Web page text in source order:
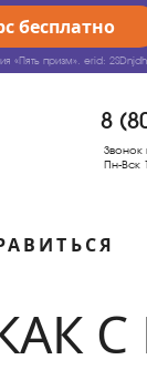
бесплатно
«Пять призм». erid:
8
Звонок
Пн-Вск